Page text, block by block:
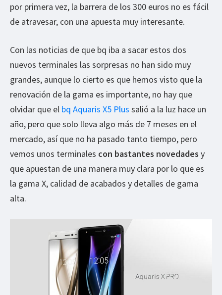
por primera vez, la barrera de los 300 euros no es fácil
de atravesar, con una apuesta muy interesante.
Con las noticias de que bq iba a sacar estos dos
nuevos terminales las sorpresas no han sido muy
grandes, aunque lo cierto es que hemos visto que la
renovación de la gama es importante, no hay que
olvidar que el bq Aquaris X5 Plus salió a la luz hace un
año, pero que solo lleva algo más de 7 meses en el
mercado, así que no ha pasado tanto tiempo, pero
vemos unos terminales con bastantes novedades y
que apuestan de una manera muy clara por lo que es
la gama X, calidad de acabados y detalles de gama
alta.